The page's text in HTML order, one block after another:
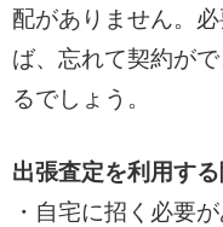
配がありません。
ば、忘れて契約が
るでしょう。
出張査定を利用す
・自宅に招く必要